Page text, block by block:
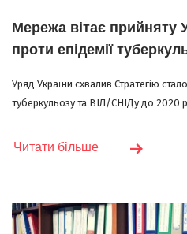
Мережа вітає прийняту
проти епідемії
Уряд України схвалив Стратегію
туберкульозу та ВІЛ/СНІДу до 2020
Читати більше